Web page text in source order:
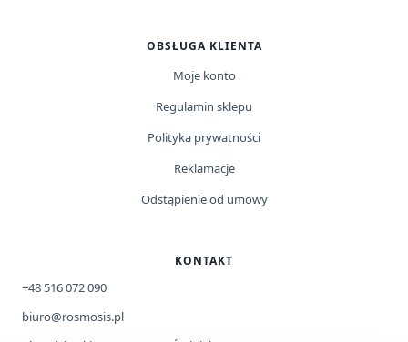
OBSŁUGA KLIENTA
Moje konto
Regulamin sklepu
Polityka prywatności
Reklamacje
Odstąpienie od umowy
KONTAKT
+48 516 072 090
biuro@rosmosis.pl